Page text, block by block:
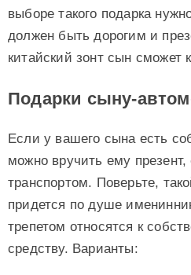
выборе такого подарка
должен быть дорогим и
китайский зонт сын сможет
Подарки сыну-
Если у вашего сына есть
можно вручить ему презент,
транспортом. Поверьте,
придется по душе
трепетом относятся к
средству. Варианты: